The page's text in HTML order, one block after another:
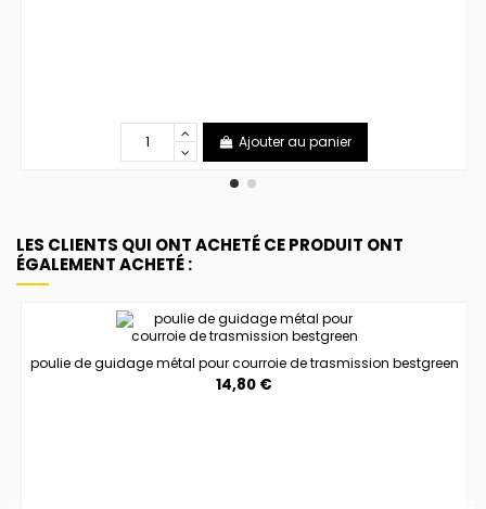
Ajouter au panier
LES CLIENTS QUI ONT ACHETÉ CE PRODUIT ONT
ÉGALEMENT ACHETÉ :
poulie de guidage métal pour courroie de trasmission bestgreen
14,80 €